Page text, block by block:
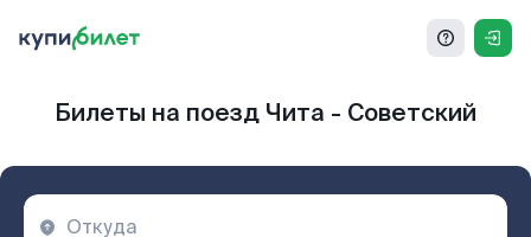
Билеты на поезд Чита - Советский